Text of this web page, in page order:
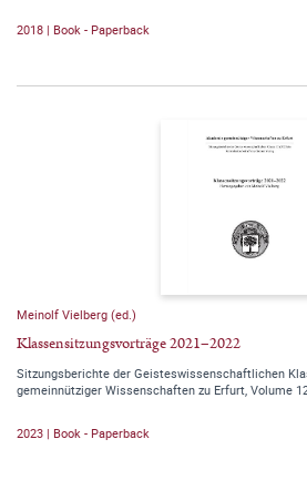
2018 | Book - Paperback
Meinolf Vielberg (ed.)
Klassensitzungsvorträge 2021–2022
Sitzungsberichte der Geisteswissenschaftlichen
gemeinnütziger Wissenschaften zu Erfurt, Volume
2023 | Book - Paperback